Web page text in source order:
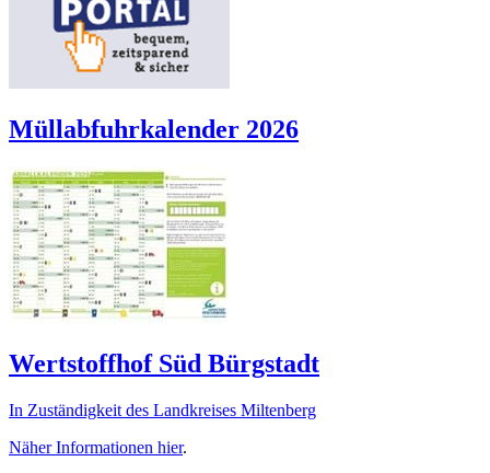
Müllabfuhrkalender 2026
Wertstoffhof Süd Bürgstadt
In Zuständigkeit des Landkreises Miltenberg
Näher Informationen hier.